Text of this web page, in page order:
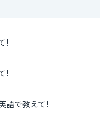
!
!
語で教えて!